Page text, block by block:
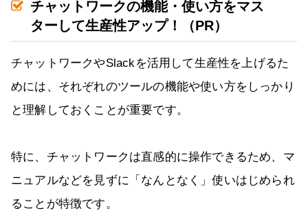
チャットワークの機能・使い方をマス
ターして生産性アップ！（PR）
チャットワークやSlackを活用して生産性を上げるた
めには、それぞれのツールの機能や使い方をしっかり
と理解しておくことが重要です。
特に、チャットワークは直感的に操作できるため、マ
ニュアルなどを見ずに「なんとなく」使いはじめられ
ることが特徴です。